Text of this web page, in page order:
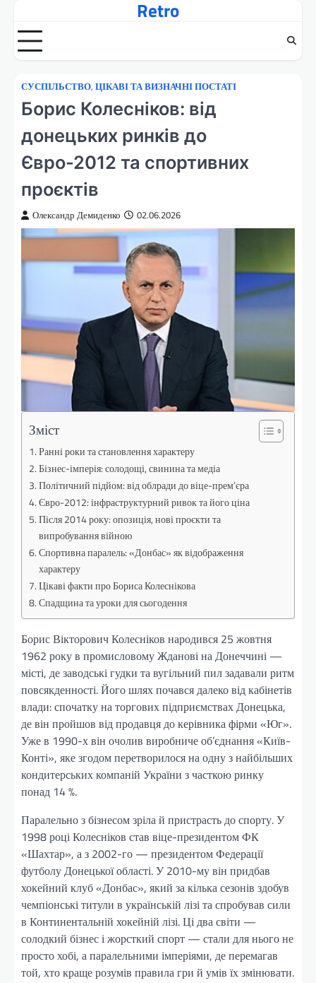
вмісту
Retro
СУСПІЛЬСТВО, ЦІКАВІ ТА ВИЗНАЧНІ ПОСТАТІ
Борис Колесніков: від
донецьких ринків до
Євро-2012 та спортивних
проєктів
Олександр Демиденко 02.06.2026
Зміст
Ранні роки та становлення характеру
Бізнес-імперія: солодощі, свинина та медіа
Політичний підйом: від облради до віце-прем’єра
Євро-2012: інфраструктурний ривок та його ціна
Після 2014 року: опозиція, нові проєкти та
випробування війною
Спортивна паралель: «Донбас» як відображення
характеру
Цікаві факти про Бориса Колеснікова
Спадщина та уроки для сьогодення
Борис Вікторович Колесніков народився 25 жовтня
1962 року в промисловому Жданові на Донеччині —
місті, де заводські гудки та вугільний пил задавали ритм
повсякденності. Його шлях почався далеко від кабінетів
влади: спочатку на торгових підприємствах Донецька,
де він пройшов від продавця до керівника фірми «Юг».
Уже в 1990-х він очолив виробниче об’єднання «Київ-
Конті», яке згодом перетворилося на одну з найбільших
кондитерських компаній України з часткою ринку
понад 14 %.
Паралельно з бізнесом зріла й пристрасть до спорту. У
1998 році Колесніков став віце-президентом ФК
«Шахтар», а з 2002-го — президентом Федерації
футболу Донецької області. У 2010-му він придбав
хокейний клуб «Донбас», який за кілька сезонів здобув
чемпіонські титули в українській лізі та спробував сили
в Континентальній хокейній лізі. Ці два світи —
солодкий бізнес і жорсткий спорт — стали для нього не
просто хобі, а паралельними імперіями, де перемагав
той, хто краще розумів правила гри й умів їх змінювати.